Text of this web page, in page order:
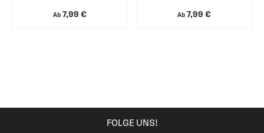
Ab 7,99 € Ab 7,99 €
FOLGE UNS!